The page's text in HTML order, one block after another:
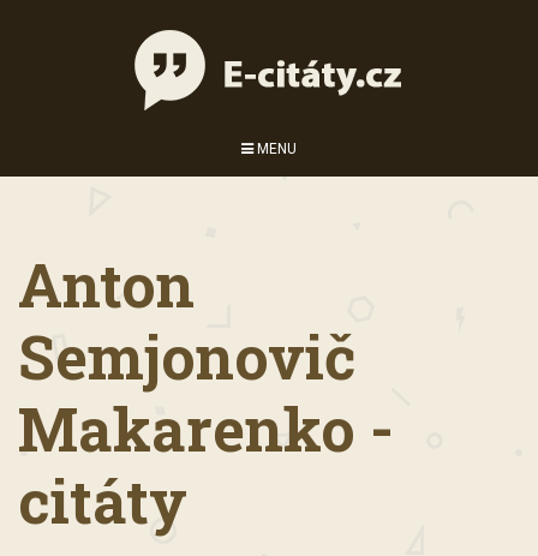
MENU
Anton
Semjonovič
Makarenko -
citáty